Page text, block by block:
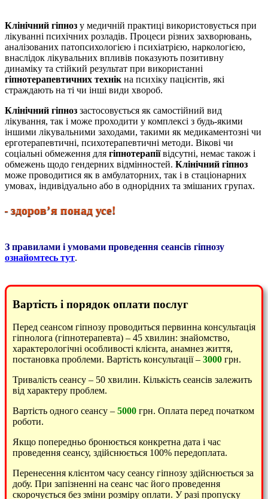
Клінічний гіпноз у медичній практиці використовується при
лікуванні психічних розладів. Процеси різних захворювань,
аналізованих патопсихологією і психіатрією, наркологією,
внаслідок лікувальних впливів показують позитивну
динаміку та стійкий результат при використанні
гіпнотерапевтичних технік на психіку пацієнтів, які
страждають на ті чи інші види хвороб.
Клінічний гіпноз застосовується як самостійний вид
лікування, так і може проходити у комплексі з будь-якими
іншими лікувальними заходами, такими як медикаментозні чи
ерготерапевтичні, психотерапевтичні методи. Вікові чи
соціальні обмеження для гіпнотерапіївідсутні, немає також і
обмежень щодо гендерних відмінностей. Клінічний гіпноз
може проводитися як в амбулаторних, так і в стаціонарних
умовах, індивідуально або в однорідних та змішаних групах.
понад усе!
З правилами і умовами проведення сеансів гіпнозу
ознайомтесь тут.
Вартість і порядок оплати послуг
Перед сеансом гіпнозу проводиться первинна консультація
гіпнолога (гіпнотерапевта) – 45 хвилин: знайомство,
характерологічні особливості клієнта, анамнез життя,
постановка проблеми. Вартість консультації – 3000 грн.
Тривалість сеансу – 50 хвилин. Кількість сеансів залежить
від характеру проблем.
Вартість одного сеансу – 5000 грн. Оплата перед початком
роботи.
Якщо попередньо бронюється конкретна дата і час
проведення сеансу, здійснюється 100% передоплата.
Перенесення клієнтом часу сеансу гіпнозу здійснюється за
добу. При запізненні на сеанс час його проведення
скорочується без зміни розміру оплати. У разі пропуску